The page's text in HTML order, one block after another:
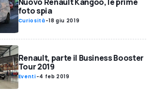
foto spia
Curiosità-18 giu 2019
Renault, parte il Business Booster
Tour 2019
Eventi-4 feb 2019